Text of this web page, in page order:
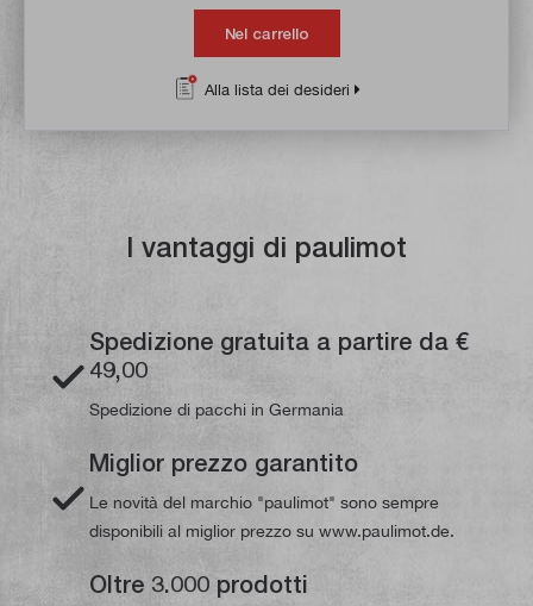
Nel carrello
Alla lista dei desideri
I vantaggi di paulimot
Spedizione gratuita a partire da €
49,00
Spedizione di pacchi in Germania
Miglior prezzo garantito
Le novità del marchio "paulimot" sono sempre
disponibili al miglior prezzo su www.paulimot.de.
Oltre 3.000 prodotti